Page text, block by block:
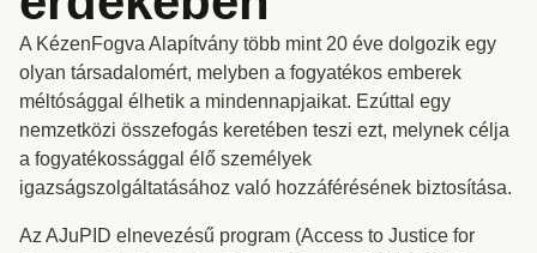
A KézenFogva Alapítvány több mint 20 éve dolgozik egy
olyan társadalomért, melyben a fogyatékos emberek
méltósággal élhetik a mindennapjaikat. Ezúttal egy
nemzetközi összefogás keretében teszi ezt, melynek célja
a fogyatékossággal élő személyek
igazságszolgáltatásához való hozzáférésének biztosítása.
Az AJuPID elnevezésű program (Access to Justice for